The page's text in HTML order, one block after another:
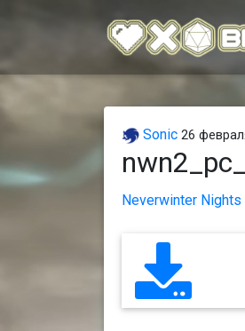
Sonic 26
Neverwinter Nights